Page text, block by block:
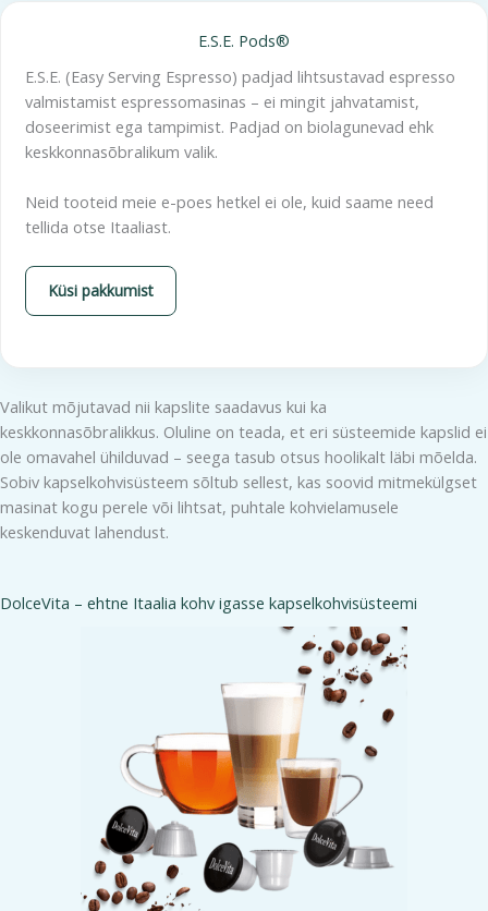
E.S.E. Pods®
E.S.E. (Easy Serving Espresso) padjad lihtsustavad espresso
valmistamist espressomasinas – ei mingit jahvatamist,
doseerimist ega tampimist. Padjad on biolagunevad ehk
keskkonnasõbralikum valik.
Neid tooteid meie e-poes hetkel ei ole, kuid saame need
tellida otse Itaaliast.
Küsi pakkumist
Valikut mõjutavad nii kapslite saadavus kui ka
keskkonnasõbralikkus. Oluline on teada, et eri süsteemide kapslid ei
ole omavahel ühilduvad – seega tasub otsus hoolikalt läbi mõelda.
Sobiv kapselkohvisüsteem sõltub sellest, kas soovid mitmekülgset
masinat kogu perele või lihtsat, puhtale kohvielamusele
keskenduvat lahendust.
DolceVita – ehtne Itaalia kohv igasse kapselkohvisüsteemi